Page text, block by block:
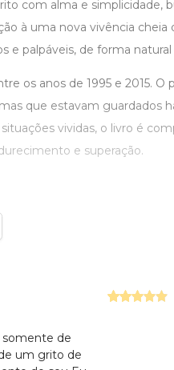
com alma e simplicidade,
à uma nova vivência cheia
e palpáveis, de forma
os anos de 1995 e 2015. O
que estavam guardados
vividas, o livro é
e superação.
somente de
um grito de